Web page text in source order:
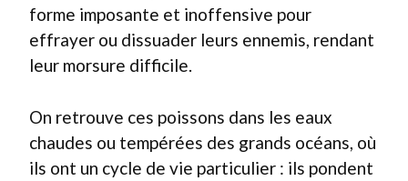
forme imposante et inoffensive pour
effrayer ou dissuader leurs ennemis, rendant
leur morsure difficile.
On retrouve ces poissons dans les eaux
chaudes ou tempérées des grands océans, où
ils ont un cycle de vie particulier : ils pondent